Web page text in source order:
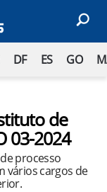
DF ES GO
de
03-2024
processo
vários cargos de